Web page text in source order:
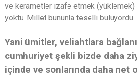
ve kerametler izafe etmek
yoktu. Millet bununla teselli buluyordu.
Yani ümitler, veliahtlara
cumhuriyet şekli bizde daha
içinde ve sonlarında daha net